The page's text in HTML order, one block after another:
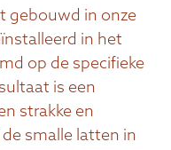
gebouwd in onze
in het
op de specifieke
is een
strakke en
smalle latten in